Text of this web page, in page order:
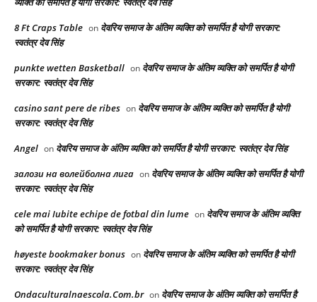
8 Ft Craps Table on देवरिय समाज के अंतिम व्यक्ति को समर्पित है योगी सरकार:
स्वतंत्र देव सिंह
punkte wetten Basketball on देवरिय समाज के अंतिम व्यक्ति को समर्पित है योगी
सरकार: स्वतंत्र देव सिंह
casino sant pere de ribes on देवरिय समाज के अंतिम व्यक्ति को समर्पित है योगी
सरकार: स्वतंत्र देव सिंह
Angel on देवरिय समाज के अंतिम व्यक्ति को समर्पित है योगी सरकार: स्वतंत्र देव सिंह
залози на волейболна лига on देवरिय समाज के अंतिम व्यक्ति को समर्पित है योगी
सरकार: स्वतंत्र देव सिंह
cele mai Iubite echipe de fotbal din lume on देवरिय समाज के अंतिम व्यक्ति
को समर्पित है योगी सरकार: स्वतंत्र देव सिंह
høyeste bookmaker bonus on देवरिय समाज के अंतिम व्यक्ति को समर्पित है योगी
सरकार: स्वतंत्र देव सिंह
Ondaculturalnaescola.Com.br on देवरिय समाज के अंतिम व्यक्ति को समर्पित है